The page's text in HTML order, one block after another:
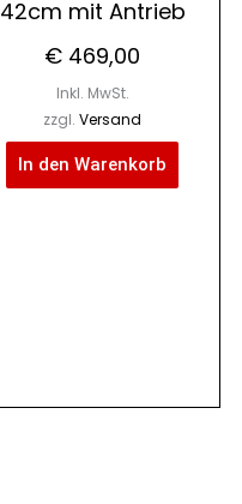
42cm mit Antrieb
€ 469,00
Inkl. MwSt.
zzgl.Versand
In den Warenkorb